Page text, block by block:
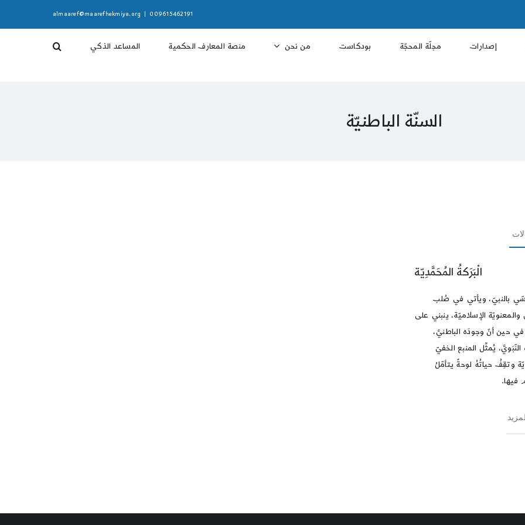
009615462191
almaaref@maarefhekmiya.org
إصدارات مجلّة المحجّة بودكاست من نحن منصة المعارف الحكمية المساعد الذكي
السنّة الباطنيّة
الْبَرَكةُ المُحَمَّدِيّة
بالنبيّ، ويأتي في صُلب
والمعنويّة الإسلاميّة، ينبني على
حين أنّ وجودَه الباطنيَّ،
يُمثِّل المنبع الخفيّ
وتقِفُ حياتُهُ لوحةً يتأمّلُ
فيها.